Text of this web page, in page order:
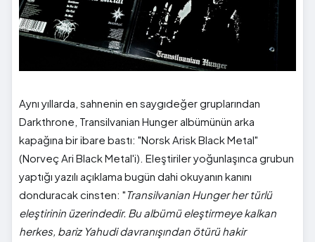
Aynı yıllarda, sahnenin en saygıdeğer gruplarından
Darkthrone, Transilvanian Hunger albümünün arka
kapağına bir ibare bastı: "Norsk Arisk Black Metal"
(Norveç Ari Black Metal'i). Eleştiriler yoğunlaşınca grubun
yaptığı yazılı açıklama bugün dahi okuyanın kanını
donduracak cinsten: "Transilvanian Hunger her türlü
eleştirinin üzerindedir. Bu albümü eleştirmeye kalkan
herkes, bariz Yahudi davranışından ötürü hakir